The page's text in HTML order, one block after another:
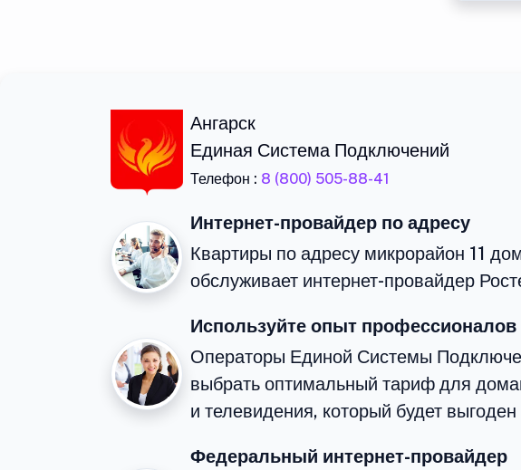
Ангарск
Единая Система Подключений
Телефон : 8 (800) 505-88-41
Интернет-провайдер по адресу
Квартиры по адресу микрорайон 11
обслуживает интернет-провайдер
Используйте опыт профессионалов
Операторы Единой Системы
выбрать оптимальный тариф для
и телевидения, который будет
Федеральный интернет-провайдер